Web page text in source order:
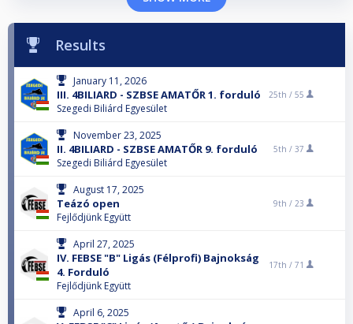
Results
January 11, 2026
III. 4BILIARD - SZBSE AMATŐR 1. forduló
Szegedi Biliárd Egyesület
25th / 55
November 23, 2025
II. 4BILIARD - SZBSE AMATŐR 9. forduló
Szegedi Biliárd Egyesület
5th / 37
August 17, 2025
Teázó open
Fejlődjünk Együtt
9th / 23
April 27, 2025
IV. FEBSE "B" Ligás (Félprofi) Bajnokság
4. Forduló
Fejlődjünk Együtt
17th / 71
April 6, 2025